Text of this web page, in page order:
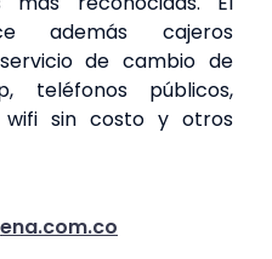
además cajeros
de cambio de
teléfonos públicos,
sin costo y otros